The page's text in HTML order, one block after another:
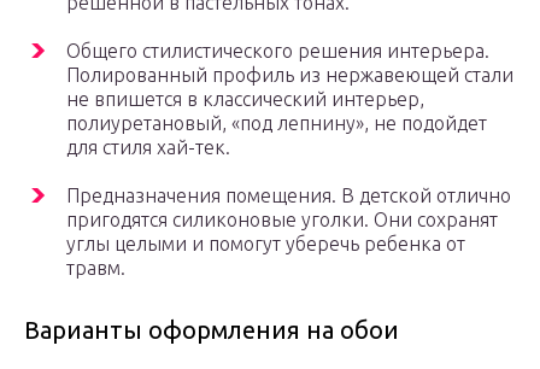
Общего стилистического решения интерьера.
Полированный профиль из нержавеющей стали
не впишется в классический интерьер,
полиуретановый, «под лепнину», не подойдет
для стиля хай-тек.
Предназначения помещения. В детской отлично
пригодятся силиконовые уголки. Они сохранят
углы целыми и помогут уберечь ребенка от
травм.
Варианты оформления на обои